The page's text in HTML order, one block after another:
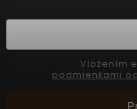
podmienkami